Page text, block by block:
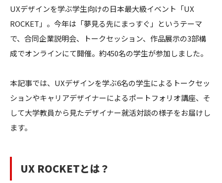
UXデザインを学ぶ学生向けの日本最大級イベント「UX
ROCKET」。今年は「夢見る先にまっすぐ」というテーマ
で、合同企業説明会、トークセッション、作品展示の3部構
成でオンラインにて開催。約450名の学生が参加しました。
本記事では、UXデザインを学ぶ6名の学生によるトークセッ
ションやキャリアデザイナーによるポートフォリオ講座、そ
して大学教員から見たデザイナー就活対談の様子をお届けし
ます。
UX ROCKETとは？